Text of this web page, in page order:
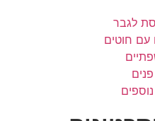
לגבר
עם חוטים